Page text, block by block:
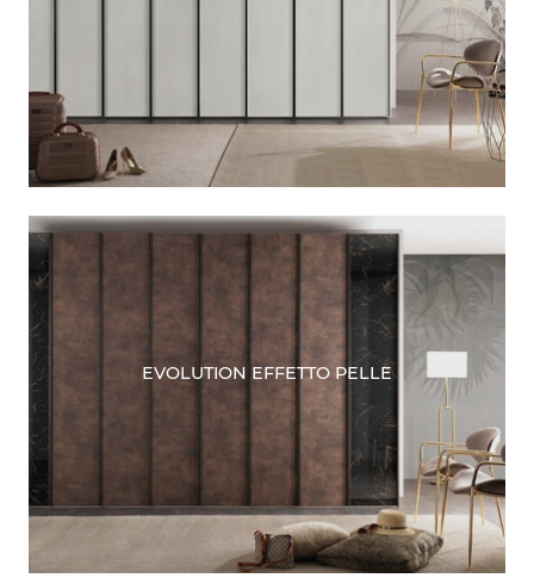
EVOLUTION EFFETTO PELLE